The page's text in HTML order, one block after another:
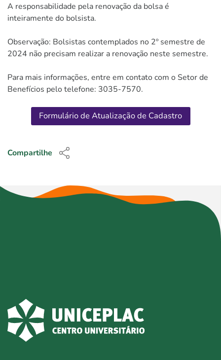
A responsabilidade pela renovação da bolsa é
inteiramente do bolsista.
Observação: Bolsistas contemplados no 2º semestre de
2024 não precisam realizar a renovação neste semestre.
Para mais informações, entre em contato com o Setor de
Benefícios pelo telefone: 3035-7570.
Formulário de Atualização de Cadastro
Compartilhe